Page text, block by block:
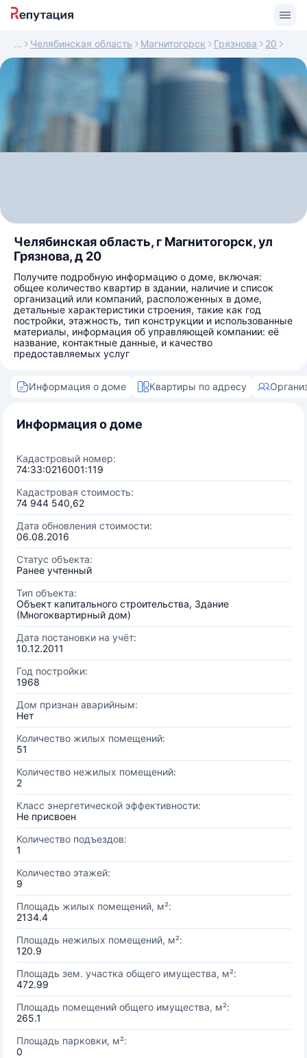
Челябинская область Магнитогорск Грязнова 20
Челябинская область, г Магнитогорск, ул
Грязнова, д 20
Получите подробную информацию о доме, включая:
общее количество квартир в здании, наличие и список
организаций или компаний, расположенных в доме,
детальные характеристики строения, такие как год
постройки, этажность, тип конструкции и использованные
материалы, информация об управляющей компании: её
название, контактные данные, и качество
предоставляемых услуг
Информация о доме Квартиры по адресу
Информация о доме
Кадастровый номер:
74:33:0216001:119
Кадастровая стоимость:
74 944 540,62
Дата обновления стоимости:
06.08.2016
Статус объекта:
Ранее учтенный
Тип объекта:
Объект капитального строительства, Здание
(Многоквартирный дом)
Дата постановки на учёт:
10.12.2011
Год постройки:
1968
Дом признан аварийным:
Нет
Количество жилых помещений:
51
Количество нежилых помещений:
2
Класс энергетической эффективности:
Не присвоен
Количество подъездов:
1
Количество этажей:
9
Площадь жилых помещений, м²:
2134.4
Площадь нежилых помещений, м²:
120.9
Площадь зем. участка общего имущества, м²:
472.99
Площадь помещений общего имущества, м²:
265.1
Площадь парковки, м²:
0